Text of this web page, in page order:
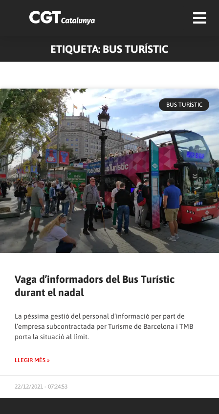
ETIQUETA: BUS TURÍSTIC
BUS TURÍSTIC
Vaga d’informadors del Bus Turístic
durant el nadal
La pèssima gestió del personal d’informació per part de
l’empresa subcontractada per Turisme de Barcelona i TMB
porta la situació al límit.
LLEGIR MÉS »
22/12/2021 - 07:24:53